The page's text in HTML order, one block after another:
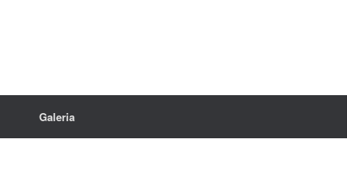
Galeria